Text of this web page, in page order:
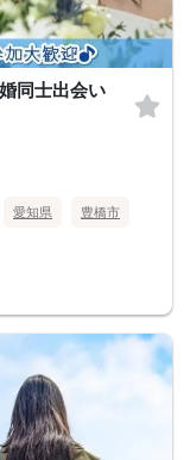
同士出会い
愛知県 豊橋市